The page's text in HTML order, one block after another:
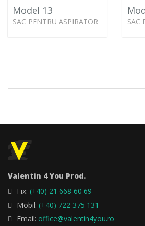
Model 13
SAC PENTRU ASPIRATOR SAC
Valentin 4 You Prod.
Fix: (+40) 21 668 60 69
Mobil: (+40) 722 375 131
Email: office@valentin4you.ro